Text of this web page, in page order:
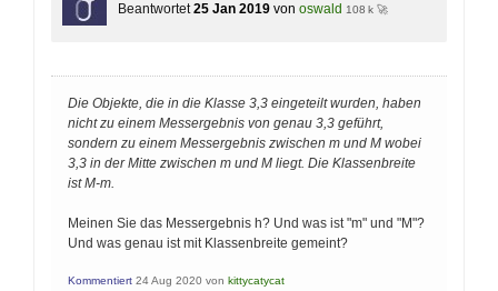
Beantwortet 25 Jan 2019 von oswald 108 k 🚀
Die Objekte, die in die Klasse 3,3 eingeteilt wurden, haben
nicht zu einem Messergebnis von genau 3,3 geführt,
sondern zu einem Messergebnis zwischen m und M wobei
3,3 in der Mitte zwischen m und M liegt. Die Klassenbreite
ist M-m.
Meinen Sie das Messergebnis h? Und was ist "m" und "M"?
Und was genau ist mit Klassenbreite gemeint?
Kommentiert 24 Aug 2020 von kittycatycat